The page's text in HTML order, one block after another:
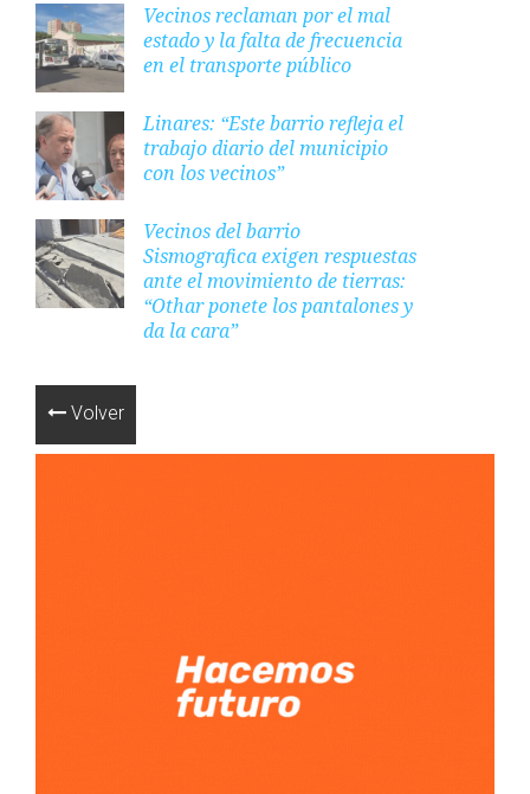
Vecinos reclaman por el mal
estado y la falta de frecuencia
en el transporte público
Linares: “Este barrio refleja el
trabajo diario del municipio
con los vecinos”
Vecinos del barrio
Sismografica exigen respuestas
ante el movimiento de tierras:
“Othar ponete los pantalones y
da la cara”
Volver